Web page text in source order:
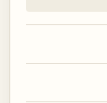
エ